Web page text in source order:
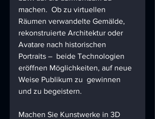
machen.  Ob zu virtuellen
Räumen verwandelte Gemälde,
rekonstruierte Architektur oder
Avatare nach historischen
Portraits –  beide Technologien
eröffnen Möglichkeiten, auf neue
Weise Publikum zu  gewinnen
und zu begeistern.
Machen Sie Kunstwerke in 3D